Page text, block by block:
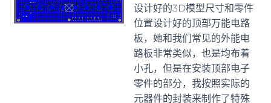
设计好的3D模型尺寸和零件
位置设计好的顶部万能电路
板，她和我们常见的外能电
路板非常类似，也是均布着
小孔，但是在安装顶部电子
零件的部分，我按照实际的
元器件的封装来制作了特殊